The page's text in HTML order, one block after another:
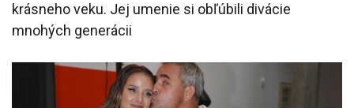
krásneho veku. Jej umenie si obľúbili divácie
mnohých generácii